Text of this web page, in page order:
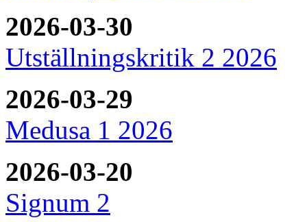
2026-03-30
Utställningskritik 2 2026
2026-03-29
Medusa 1 2026
2026-03-20
Signum 2